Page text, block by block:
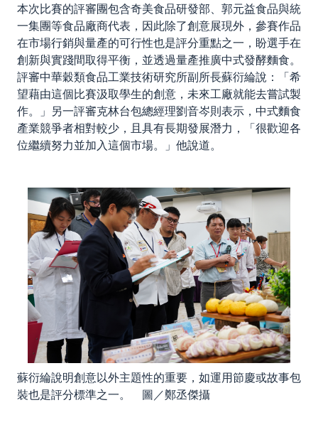
本次比賽的評審團包含奇美食品研發部、郭元益食品與統
一集團等食品廠商代表，因此除了創意展現外，參賽作品
在市場行銷與量產的可行性也是評分重點之一，盼選手在
創新與實踐間取得平衡，並透過量產推廣中式發酵麵食。
評審中華穀類食品工業技術研究所副所長蘇衍綸說：「希
望藉由這個比賽汲取學生的創意，未來工廠就能去嘗試製
作。」另一評審克林台包總經理劉音岑則表示，中式麵食
產業競爭者相對較少，且具有長期發展潛力，「很歡迎各
位繼續努力並加入這個市場。」他說道。
蘇衍綸說明創意以外主題性的重要，如運用節慶或故事包
裝也是評分標準之一。 圖／鄭丞傑攝